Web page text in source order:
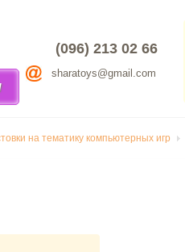
(096) 213 02 66
sharatoys@gmail.com
на тематику компьютерных игр